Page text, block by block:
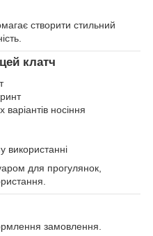
створити стильний
клатч
варіантів носіння
використанні
для прогулянок,
замовлення.